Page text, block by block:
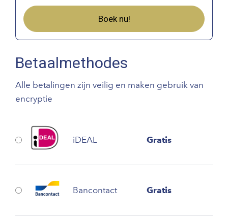
Boek nu!
Betaalmethodes
Alle betalingen zijn veilig en maken gebruik van
encryptie
iDEAL Gratis
Bancontact Gratis